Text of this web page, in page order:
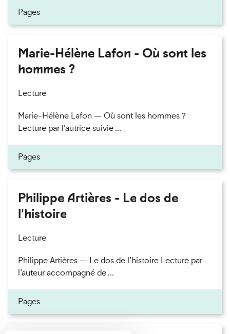
Pages
Marie-Hélène Lafon - Où sont les
hommes ?
Lecture
Marie-Hélène Lafon — Où sont les hommes ?
Lecture par l’autrice suivie ...
Pages
Philippe Artières - Le dos de
l'histoire
Lecture
Philippe Artières — Le dos de l’histoire Lecture par
l’auteur accompagné de ...
Pages